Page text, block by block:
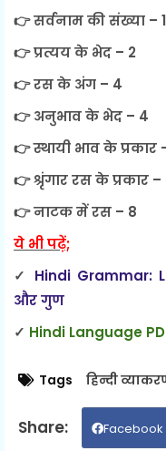
👉 सर्वनाम की संख्या –
👉 प्रत्यय के भेद – 2
👉 रस के अंग – 4
👉 अनुभाव के भेद – 4
👉 स्थायी भाव के प्रकार
👉 श्रृंगार रस के प्रकार –
👉 नाटक में रस – 8
ये भी पढ़ें;
✓ Hindi Grammar:
और गुण
✓ Hindi Language
Tags हिन्दी
Facebook